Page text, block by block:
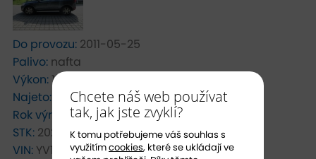
Do provozu:2011-05-25
Palivo:nafta
Výkon:151 kW
Najeto:367000 km
Rok výroby:2011
STK:2028-06-01
VIN:YV1DZ7056B2225162
Chcete náš web používat
tak, jak jste zvyklí?
K tomu potřebujeme váš souhlas s
využitímcookies, které se ukládají ve